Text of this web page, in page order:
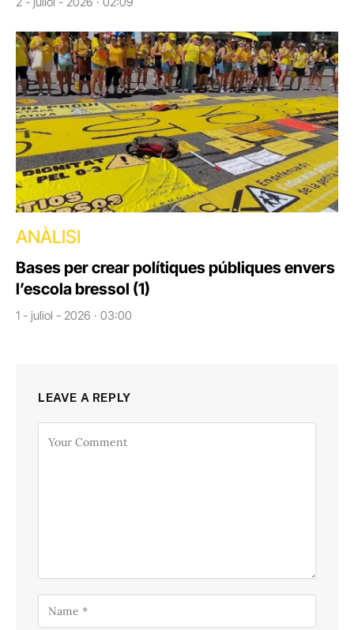
ANÀLISI
Bases per crear polítiques públiques envers
l’escola bressol (1)
1 - juliol - 2026 · 03:00
LEAVE A REPLY